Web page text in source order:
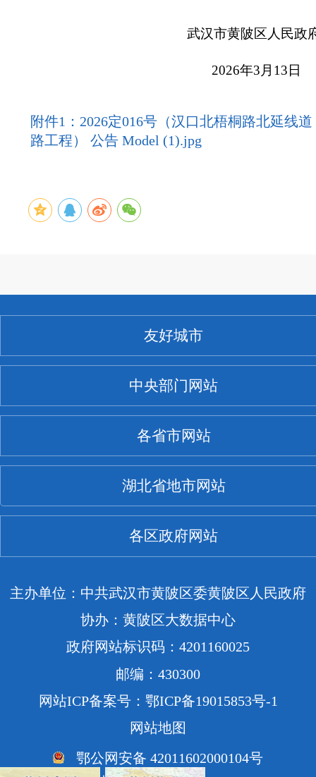
武汉市黄陂区人民政
2026年3 月 13 日
附件1：2026定016号（汉口北梧桐路北延线道
路工程） 公告 Model (1).jpg
友好城市
中央部门网站
各省市网站
湖北省地市网站
各区政府网站
主办单位：中共武汉市黄陂区委黄陂区人民政府
协办：黄陂区大数据中心
政府网站标识码：4201160025
邮编：430300
网站ICP备案号：鄂ICP备19015853号-1
网站地图
鄂公网安备 42011602000104号